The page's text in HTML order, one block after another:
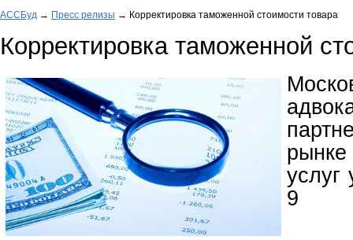
АССБуд → Пресс релизы → Корректировка таможенной стоимости товара
Корректировка таможенной
услуг
9